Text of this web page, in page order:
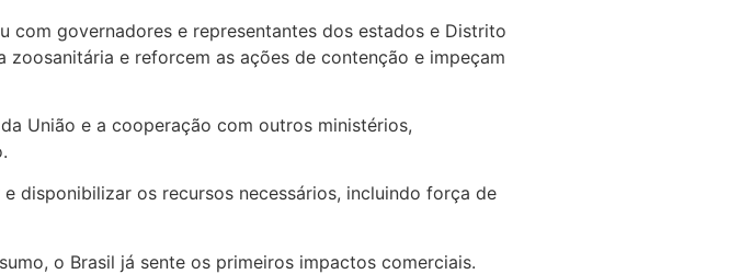
com governadores e representantes dos estados e Distrito
e reforcem as ações de contenção e impeçam
União e a cooperação com outros ministérios,
disponibilizar os recursos necessários, incluindo força de
o Brasil já sente os primeiros impactos comerciais.